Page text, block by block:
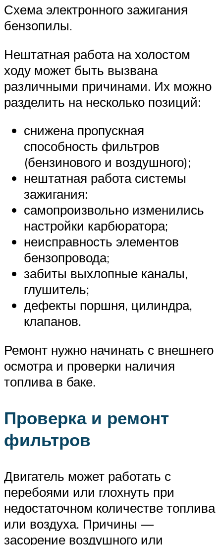
Схема электронного зажигания
бензопилы.
Нештатная работа на холостом
ходу может быть вызвана
различными причинами. Их можно
разделить на несколько позиций:
снижена пропускная
способность фильтров
(бензинового и воздушного);
нештатная работа системы
зажигания:
самопроизвольно изменились
настройки карбюратора;
неисправность элементов
бензопровода;
забиты выхлопные каналы,
глушитель;
дефекты поршня, цилиндра,
клапанов.
Ремонт нужно начинать с внешнего
осмотра и проверки наличия
топлива в баке.
Проверка и ремонт
фильтров
Двигатель может работать с
перебоями или глохнуть при
недостаточном количестве топлива
или воздуха. Причины —
засорение воздушного или